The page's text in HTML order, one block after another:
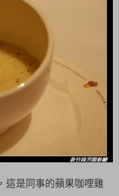
這是同事的蘋果咖哩雞